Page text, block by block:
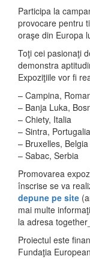
Participa la
provocare pentru
oraşe din Europa
Toţi cei pasionaţi
demonstra
Expoziţiile vor fi
– Campina,
– Banja Luka,
– Chiety, Italia
– Sintra, Portugalia
– Bruxelles, Belgia
– Sabac, Serbia
Promovarea
înscrise se va
depune pe site
mai multe
la adresa
Proiectul este
Fundaţia